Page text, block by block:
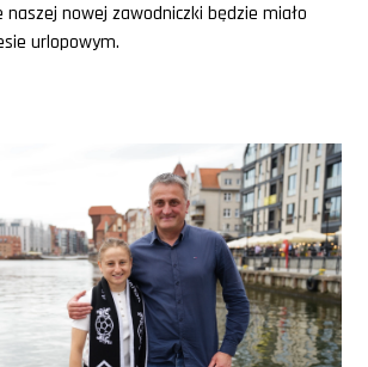
nowej zawodniczki będzie miało
urlopowym.